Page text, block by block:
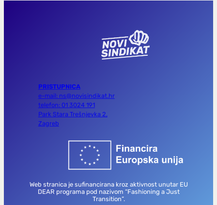
PRISTUPNICA
e-mail: ns@novisindikat.hr
telefon: 01 3024 191
Park Stara Trešnjevka 2,
Zagreb
Web stranica je sufinancirana kroz aktivnost unutar EU
DEAR programa pod nazivom “Fashioning a Just
Transition”.